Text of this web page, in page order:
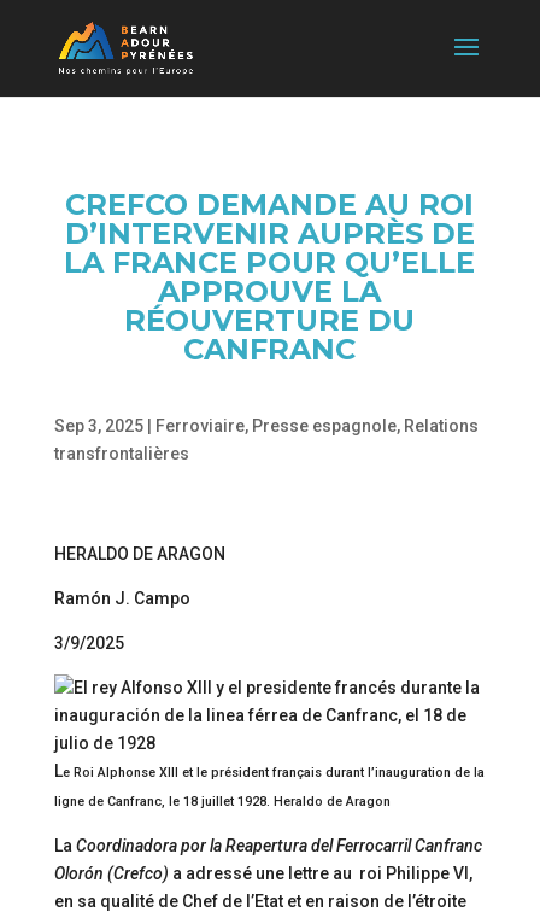
CREFCO DEMANDE AU ROI
D’INTERVENIR AUPRÈS DE
LA FRANCE POUR QU’ELLE
APPROUVE LA
RÉOUVERTURE DU
CANFRANC
Sep 3, 2025| Ferroviaire, Presse espagnole, Relations
transfrontalières
HERALDO DE ARAGON
Ramón J. Campo
3/9/2025
Le Roi Alphonse XIII et le président français durant l’inauguration de la
ligne de Canfranc, le 18 juillet 1928. Heraldo de Aragon
La Coordinadora por la Reapertura del Ferrocarril Canfranc
Olorón (Crefco) a adressé une lettre au roi Philippe VI,
en sa qualité de Chef de l’Etat et en raison de l’étroite